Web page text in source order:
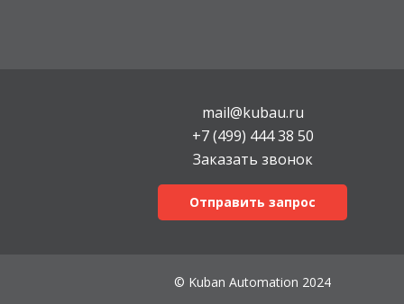
mail@kubau.ru
+7 (499) 444 38 50
Заказать звонок
Отправить запрос
© Kuban Automation 2024